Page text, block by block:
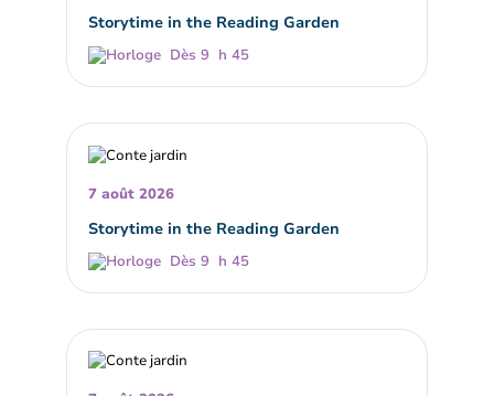
Storytime in the Reading Garden
Dès 9 h 45
7 août 2026
Storytime in the Reading Garden
Dès 9 h 45